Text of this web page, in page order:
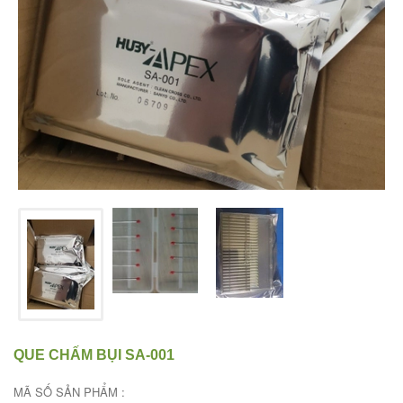
QUE CHẤM BỤI SA-001
MÃ SỐ SẢN PHẨM :